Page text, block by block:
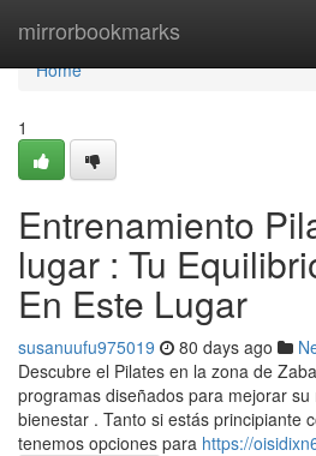
mirrorbookmarks
Home
Home
1
Entrenamiento
lugar : Tu
En Este Lugar
susanuufu975019 80 days ago
Descubre el Pilates en la zona de
programas diseñados para mejorar
bienestar . Tanto si estás principiante
tenemos opciones para https://